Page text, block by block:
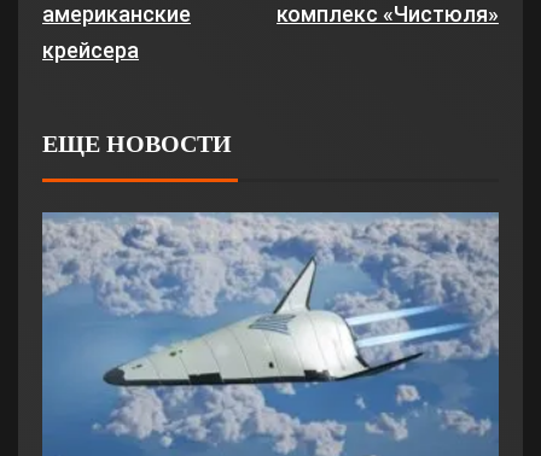
американские
крейсера
комплекс «Чистюля»
ЕЩЕ НОВОСТИ